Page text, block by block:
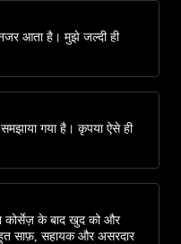
नजर आता है। मुझे जल्दी ही
गया है। कृपया ऐसे ही
के बाद खुद को और
साफ़, सहायक और असरदार